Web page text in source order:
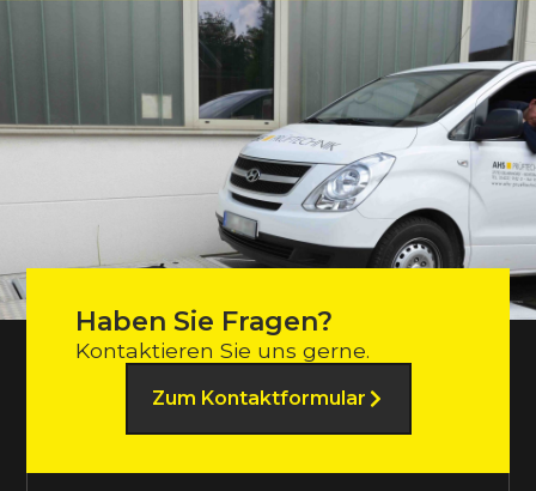
Haben Sie Fragen?
Kontaktieren Sie uns gerne.
Zum Kontaktformular